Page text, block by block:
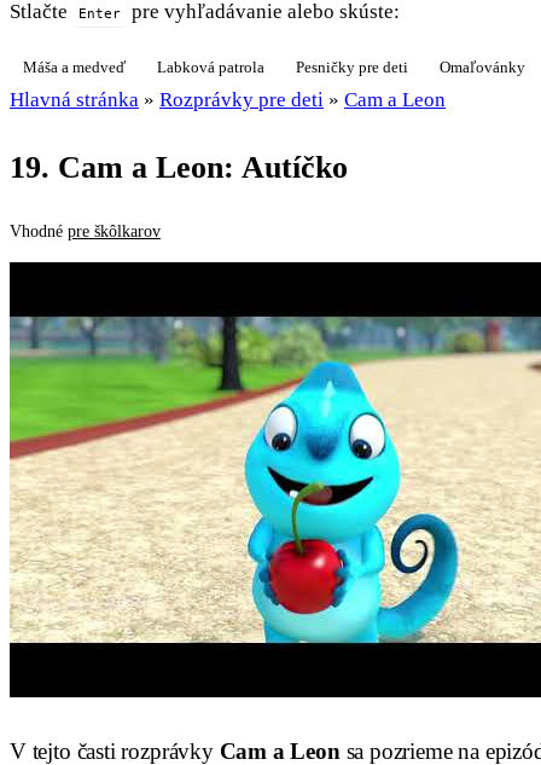
Stlačte Enter pre vyhľadávanie alebo skúste:
Máša a medveď Labková patrola Pesničky pre deti Omaľovánky
Hlavná stránka » Rozprávky pre deti » Cam a Leon
19. Cam a Leon: Autíčko
Vhodné pre škôlkarov
V tejto časti rozprávky Cam a Leon sa pozrieme na